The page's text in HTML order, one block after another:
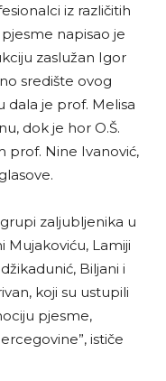
iz različitih
napisao je
zaslužan Igor
središte ovog
je prof. Melisa
dok je hor O.Š.
prof. Nine Ivanović,
zaljubljenika u
Lamiji
Biljani i
koji su ustupili
pjesme,
ističe